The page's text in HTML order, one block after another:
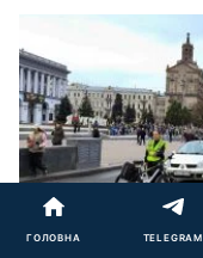
ГОЛОВНА TELEGRAM